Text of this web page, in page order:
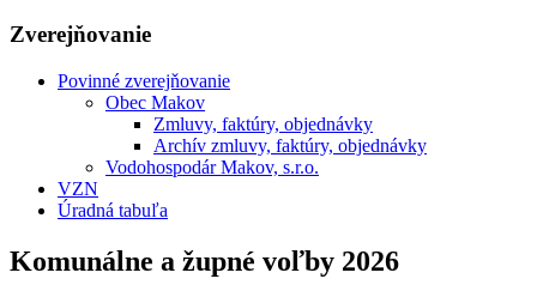
Zverejňovanie
Povinné zverejňovanie
Obec Makov
Zmluvy, faktúry, objednávky
Archív zmluvy, faktúry, objednávky
Vodohospodár Makov, s.r.o.
VZN
Úradná tabuľa
Komunálne a župné voľby 2026